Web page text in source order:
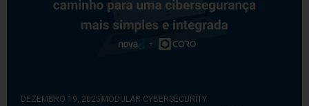
DEZEMBRO 19, 2025 MODULAR CYBERSECURITY